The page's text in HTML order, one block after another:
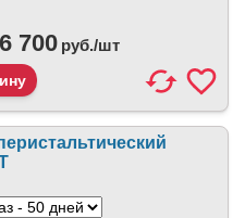
700 руб./шт